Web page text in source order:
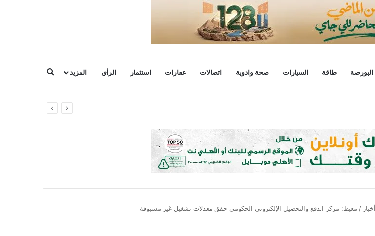
البورصة طاقة السيارات صحة وادوية اتصالات عقارات استثمار الرأي المزيد
أخبار / معيط: مركز الدفع والتحصيل الإلكتروني الحكومي حقق معدلات تشغيل غير مسبوقة